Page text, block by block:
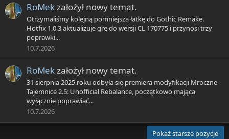
RoMekzałożył nowy temat.
Otrzymaliśmy kolejną pomniejsza łatkę do Gothic Remake.
Hotfix 1.0.3 aktualizuje grę do wersji CL 170775 i przynosi trzy
poprawki...
10.7.2026
RoMekzałożył nowy temat.
31 sierpnia 2025 roku odbyła się premiera modyfikacji Mroczne
Tajemnice 2.5: Unofficial Rebalance, początkowo mająca
wyłącznie poprawiać...
10.7.2026
Pokaż starsze pozycje